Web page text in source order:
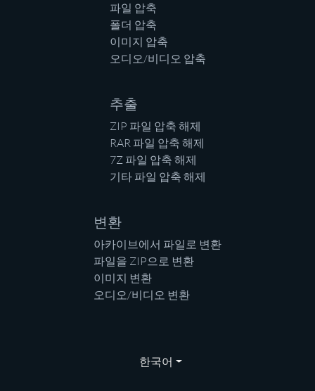
파일 압축
폴더 압축
이미지 압축
오디오/비디오 압축
추출
ZIP 파일 압축 해제
RAR 파일 압축 해제
7Z 파일 압축 해제
기타 파일 압축 해제
변환
아카이브에서 파일로 변환
파일을 ZIP으로 변환
이미지 변환
오디오/비디오 변환
한국어